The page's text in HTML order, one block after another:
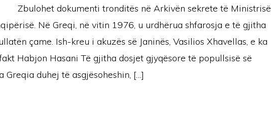
Zbulohet dokumenti tronditës në Arkivën sekrete të Ministrisë
Në Greqi, në vitin 1976, u urdhërua shfarosja e të gjitha
çame. Ish-kreu i akuzës së Janinës, Vasilios Xhavellas, e ka
Habjon Hasani Të gjitha dosjet gjyqësore të popullsisë së
Greqia duhej të asgjësoheshin, […]